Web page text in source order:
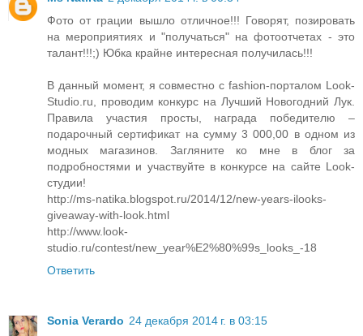
Фото от грации вышло отличное!!! Говорят, позировать
на мероприятиях и "получаться" на фотоотчетах - это
талант!!!;) Юбка крайне интересная получилась!!!
В данный момент, я совместно с fashion-порталом Look-
Studio.ru, проводим конкурс на Лучший Новогодний Лук.
Правила участия просты, награда победителю –
подарочный сертификат на сумму 3 000,00 в одном из
модных магазинов. Загляните ко мне в блог за
подробностями и участвуйте в конкурсе на сайте Look-
студии!
http://ms-natika.blogspot.ru/2014/12/new-years-ilooks-
giveaway-with-look.html
http://www.look-
studio.ru/contest/new_year%E2%80%99s_looks_-18
Ответить
Sonia Verardo 24 декабря 2014 г. в 03:15